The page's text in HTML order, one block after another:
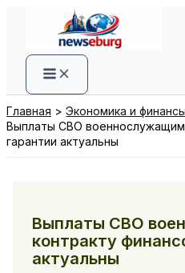
содержимому
Главная
Экономика и финансы
Выплаты СВО военнослужащим
гарантии актуальны
Выплаты СВО
контракту
актуальны